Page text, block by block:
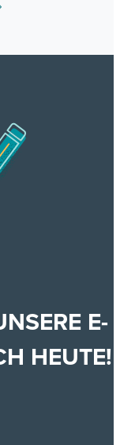
E-
HEUTE!